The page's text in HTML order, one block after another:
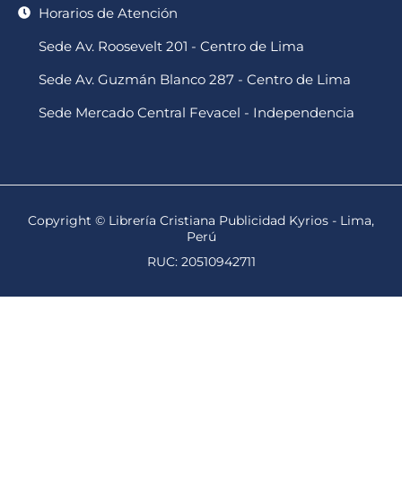
Horarios de Atención
Sede Av. Roosevelt 201 - Centro de Lima
Sede Av. Guzmán Blanco 287 - Centro de Lima
Sede Mercado Central Fevacel - Independencia
Copyright © Librería Cristiana Publicidad Kyrios - Lima,
Perú
RUC: 20510942711